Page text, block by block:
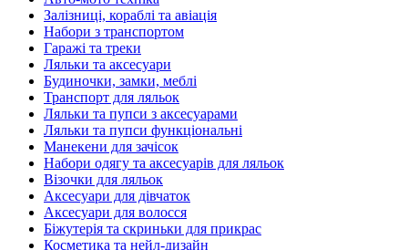
Залізниці, кораблі та авіація
Набори з транспортом
Гаражі та треки
Ляльки та аксесуари
Будиночки, замки, меблі
Транспорт для ляльок
Ляльки та пупси з аксесуарами
Ляльки та пупси функціональні
Манекени для зачісок
Набори одягу та аксесуарів для ляльок
Візочки для ляльок
Аксесуари для дівчаток
Аксесуари для волосся
Біжутерія та скриньки для прикрас
Косметика та нейл-дизайн